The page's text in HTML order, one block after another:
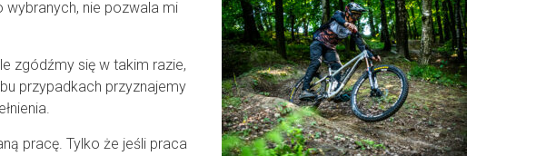
wybranych, nie pozwala mi
zgódźmy się w takim razie,
przypadkach przyznajemy
pracę. Tylko że jeśli praca